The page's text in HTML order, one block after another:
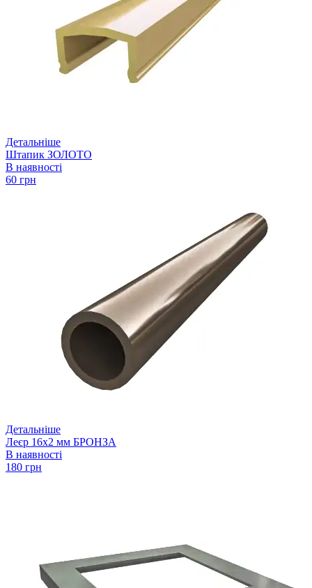
Детальніше
Штапик ЗОЛОТО
В наявності
60 грн
Детальніше
Леєр 16х2 мм БРОНЗА
В наявності
180 грн